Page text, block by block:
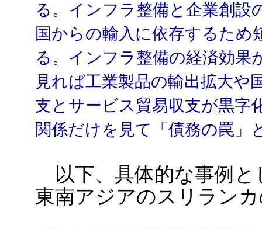
る。インフラ整備と企業創設
国からの輸入に依存するため
る。インフラ整備の経済効果
見れば工業製品の輸出拡大や
支とサービス貿易収支が黒字
関係だけを見て「債務の罠」
以下、具体的な事例と
東南アジアのスリラン